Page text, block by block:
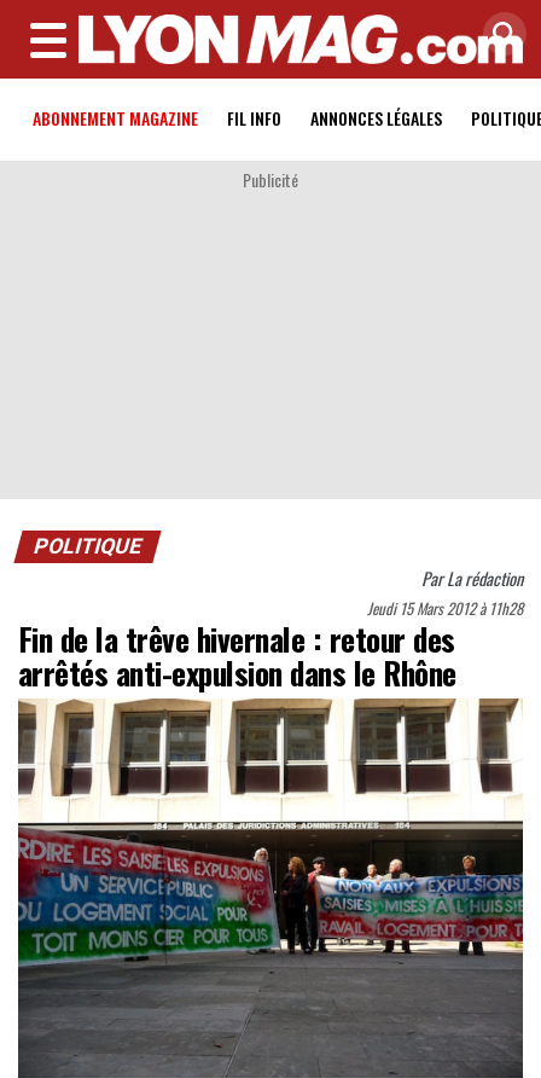
MENU
ABONNEMENT MAGAZINE FIL INFO ANNONCES LÉGALES
Publicité
POLITIQUE
ParLa rédaction
Jeudi 15 Mars 2012 à 11h28
Fin de la trêve hivernale : retour des
arrêtés anti-expulsion dans le Rhône